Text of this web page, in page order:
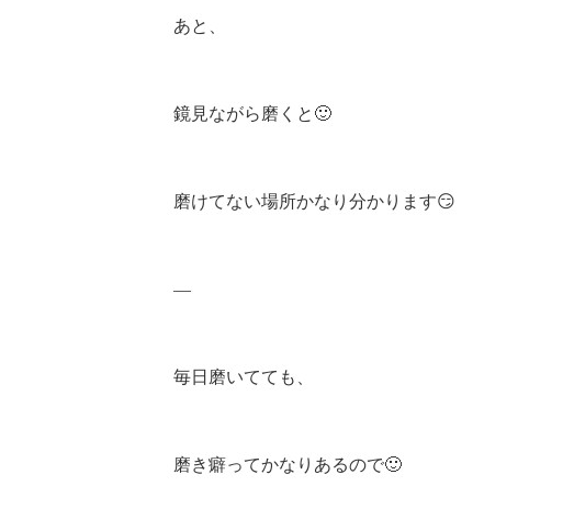
あと、
鏡見ながら磨くと🙂
磨けてない場所かなり分かります😏
—
毎日磨いてても、
磨き癖ってかなりあるので🙂